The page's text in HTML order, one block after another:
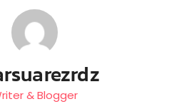
& Blogger